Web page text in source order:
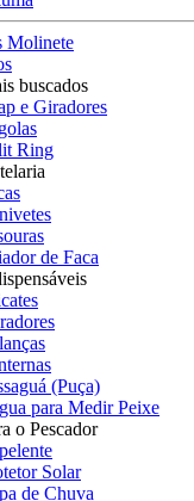
Molinete
buscados
e Giradores
Ring
de Faca
(Puça)
para Medir Peixe
o Pescador
Solar
de Chuva